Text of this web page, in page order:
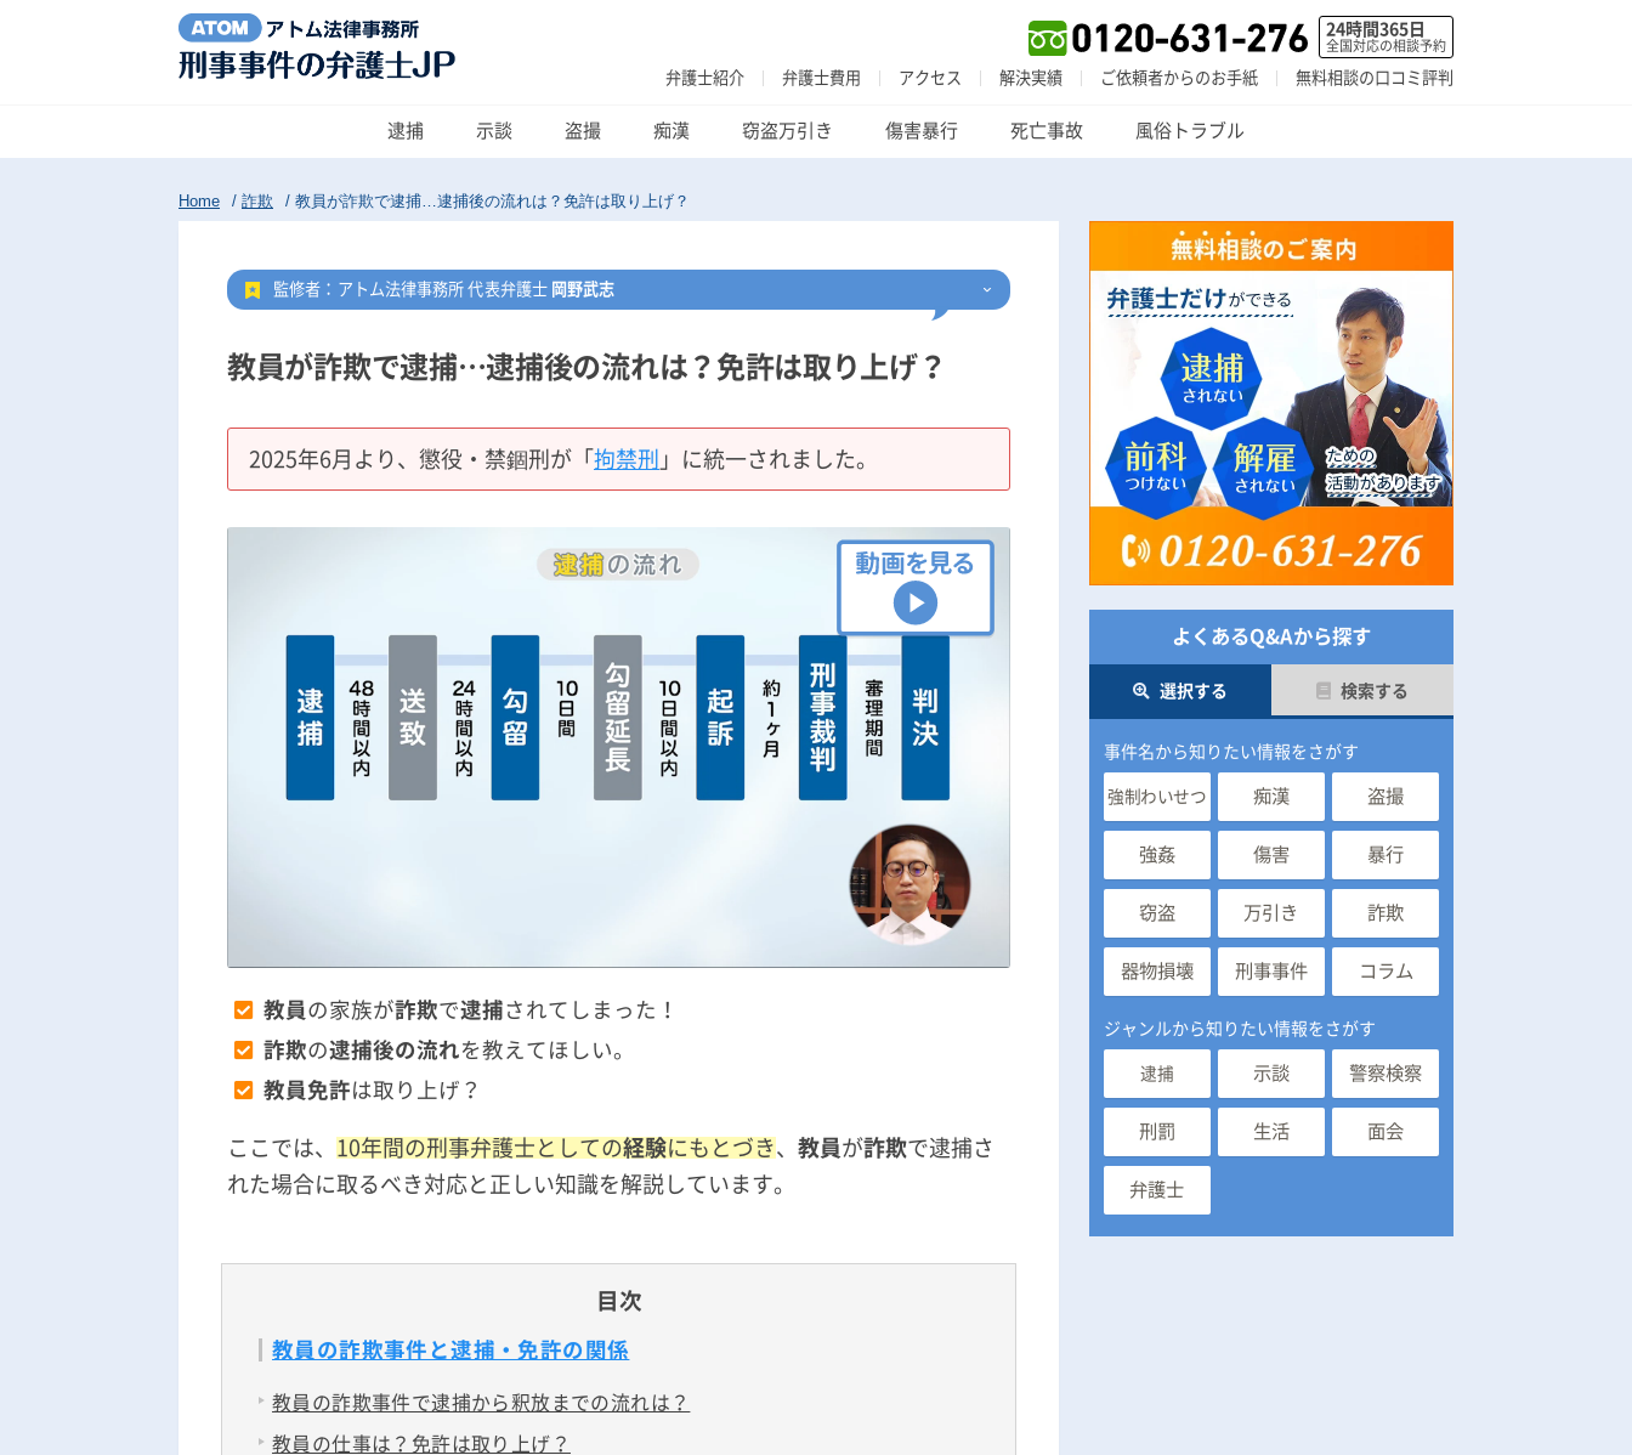
24時間365日
全国対応の相談予約
弁護士紹介 弁護士費用 アクセス 解決実績 ご依頼者からのお手紙 無料相談の口コミ評判
刑事事件でお困りの方
刑事事件の無料相談
刑事事件の記事一覧
アトムについて
弁護士紹介
ご依頼者からのお手紙
逮捕 示談 盗撮 痴漢 窃盗万引き 傷害暴行 死亡事故 風俗トラブル
Home / 詐欺 / 教員が詐欺で逮捕…逮捕後の流れは？免許は取り上げ？
監修者：アトム法律事務所 代表弁護士 岡野武志
教員が詐欺で逮捕…逮捕後の流れは？免許は取り上げ？
2025年6月より、懲役・禁錮刑が「 拘禁刑 」に統一されました。
教員の家族が詐欺で逮捕されてしまった！
詐欺の逮捕後の流れを教えてほしい。
教員免許は取り上げ？
ここでは、 10年間の刑事弁護士としての経験にもとづき、 教員が詐欺で逮捕さ
れた場合に取るべき対応と正しい知識を解説しています。
目次
教員の詐欺事件と逮捕・免許の関係
教員の詐欺事件で逮捕から釈放までの流れは？
教員の仕事は？免許は取り上げ？
よくあるQ&Aから探す
選択する 検索する
事件名から知りたい情報をさがす
強制わいせつ 痴漢 盗撮
強姦 傷害 暴行
窃盗 万引き 詐欺
器物損壊 刑事事件 コラム
ジャンルから知りたい情報をさがす
逮捕 示談 警察検察
刑罰 生活 面会
弁護士